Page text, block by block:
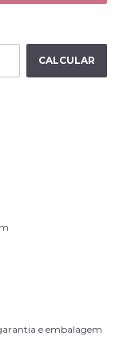
CALCULAR
e embalagem